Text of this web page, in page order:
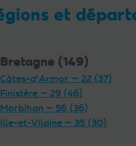
et
Bretagne (149)
Côtes-d'Armor — 22 (37)
Finistère — 29 (46)
Morbihan — 56 (36)
Ille-et-Vilaine — 35 (30)